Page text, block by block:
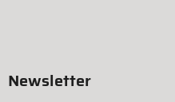
Newsletter